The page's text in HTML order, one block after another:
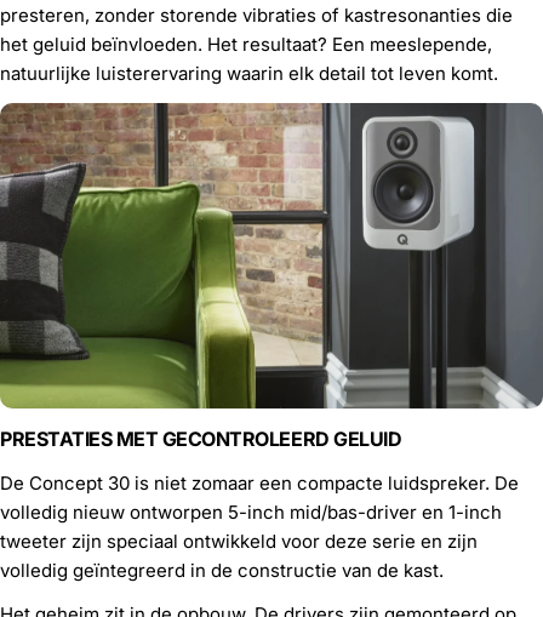
presteren, zonder storende vibraties of kastresonanties die
het geluid beïnvloeden. Het resultaat? Een meeslepende,
natuurlijke luisterervaring waarin elk detail tot leven komt.
PRESTATIES MET GECONTROLEERD GELUID
De Concept 30 is niet zomaar een compacte luidspreker. De
volledig nieuw ontworpen 5-inch mid/bas-driver en 1-inch
tweeter zijn speciaal ontwikkeld voor deze serie en zijn
volledig geïntegreerd in de constructie van de kast.